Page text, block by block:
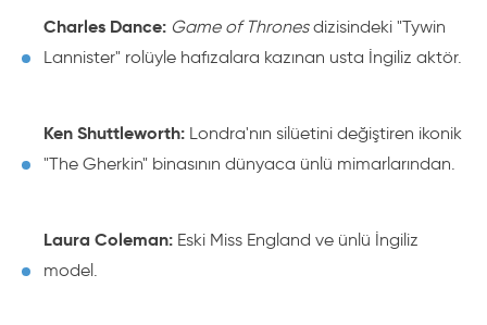
Charles Dance: Game of Thronesdizisindeki "Tywin
Lannister" rolüyle hafızalara kazınan usta İngiliz aktör.
Ken Shuttleworth: Londra'nın silüetini değiştiren ikonik
"The Gherkin" binasının dünyaca ünlü mimarlarından.
Laura Coleman: Eski Miss England ve ünlü İngiliz
model.